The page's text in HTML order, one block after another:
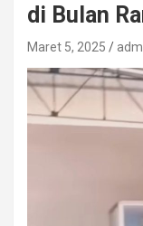
di Bulan
Maret 5, 2025